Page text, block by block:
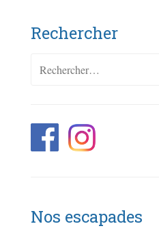
Rechercher
Rechercher :
Nos escapades